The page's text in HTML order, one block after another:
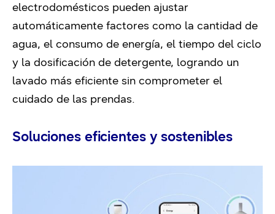
electrodomésticos pueden ajustar
automáticamente factores como la cantidad de
agua, el consumo de energía, el tiempo del ciclo
y la dosificación de detergente, logrando un
lavado más eficiente sin comprometer el
cuidado de las prendas.
Soluciones eficientes y sostenibles